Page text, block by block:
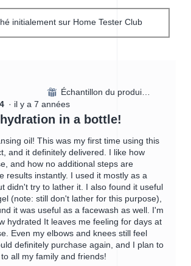
initialement sur Home Tester Club
⊞
· il y a 7 années
in a bottle!
oil! This was my first time using this
and it definitely delivered. I like how
and how no additional steps are
results instantly. I used it mostly as a
didn't try to lather it. I also found it useful
(note: still don't lather for this purpose),
it was useful as a facewash as well. I'm
hydrated It leaves me feeling for days at
Even my elbows and knees still feel
definitely purchase again, and I plan to
all my family and friends!